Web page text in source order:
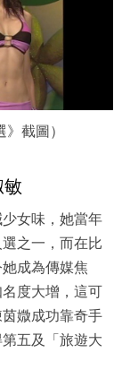
截圖）
敏
女味，她當年
之一，而在比
成為傳媒焦
度大增，這可
媺成功靠奇手
五及「旅遊大